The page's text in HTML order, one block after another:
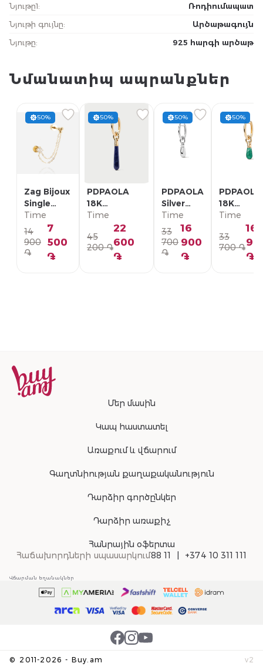
Նյութը1:
Ռոդիումապատ
Նյութի գույնը:
Արծաթագույն
Նյութը: 925 հարգի արծաթ
Նմանատիպ ապրանքներ
50%
Zag Bijoux
Single
Earring/
SLA22993-
01WHT
Time
14
900
֏
7
500
֏
50%
PDPAOLA
18K
Позолоченная
Серебряная
Моно-серьга/
PG01-336-U
Time
45
200 ֏
22
600
֏
50%
PDPAOLA
Silver
Single
Earring/
PG02-
092-U
Time
33
700
֏
16
900
֏
50%
PDPAOLA
18K
Моно-
PG01-
Time
33
700 ֏
16
֏
Մեր մասին
Կապ հաստատել
Առաքում և վճարում
Գաղտնիության քաղաքականություն
Դարձիր գործընկեր
Դարձիր առաքիչ
Հանրային օֆերտա
Հաճախորդների սպասարկում88 11 +374 10 311 111
© 2011-2026 - Buy.am v2
Վճարման եղանակներ